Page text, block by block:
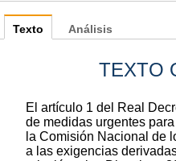
Texto
TEXTO
El artículo 1 del Real
de medidas urgentes
la Comisión Nacional de
a las exigencias
Análisis